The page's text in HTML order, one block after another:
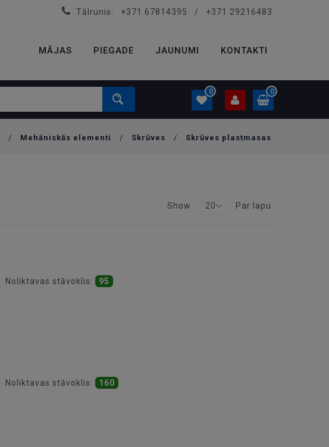
Tālrunis: +371 67814395 / +371 29216483
MĀJAS PIEGADE JAUNUMI KONTAKTI
0 0
Ielogoties
/ Mehāniskās elementi / Skrūves / Skrūves plastmasas
Show : 20 Par lapu
Noliktavas stāvoklis: 95
Noliktavas stāvoklis: 160